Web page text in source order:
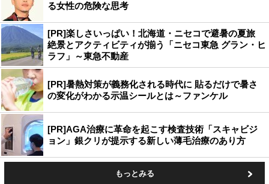
る女性の危険な思考
[PR]楽しさいっぱい！北海道・ニセコで避暑の夏旅
絶景とアクティビティが揃う「ニセコ東急 グラン・ヒ
ラフ」～東急不動産
[PR]暑熱対策が義務化される時代に 貼るだけで暑さ
の変化がわかる示温シールとは～ファンケル
[PR]AGA治療に革命を起こす検査技術「スキャビジ
ョン」銀クリが提示する新しい薄毛治療のあり方
もっとみる